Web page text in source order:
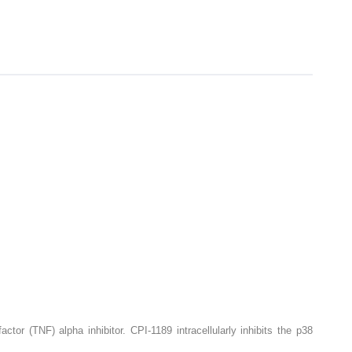
(TNF) alpha inhibitor. CPI-1189 intracellularly inhibits the p38